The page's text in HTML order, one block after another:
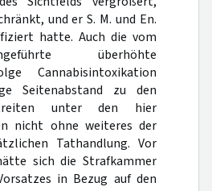
und er S. M. und En.
hatte. Auch die vom
überhöhte
Cannabisintoxikation
Seitenabstand zu den
unter den hier
nicht ohne weiteres der
Tathandlung. Vor
sich die Strafkammer
in Bezug auf den